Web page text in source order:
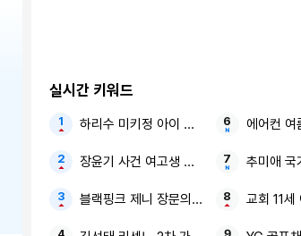
실시간 키워드
하리수 미키정 아이 못 낳아
장윤기 사건 여고생 고교생
블랙핑크 제니 장문의 편지
에어컨 여
추미애 국
교회 11세